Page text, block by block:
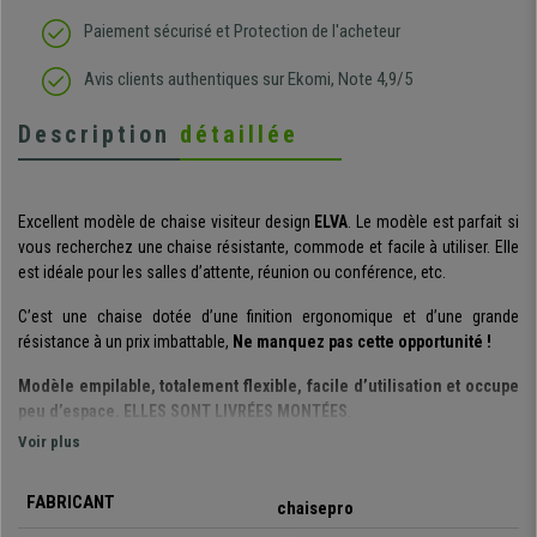
Paiement sécurisé et Protection de l'acheteur
Avis clients authentiques sur Ekomi, Note 4,9/5
Description détaillée
Excellent modèle de chaise visiteur design ELVA. Le modèle est parfait si
vous recherchez une chaise résistante, commode et facile à utiliser. Elle
est idéale pour les salles d’attente, réunion ou conférence, etc.
C’est une chaise dotée d’une finition ergonomique et d’une grande
résistance à un prix imbattable, Ne manquez pas cette opportunité !
Modèle empilable, totalement flexible, facile d’utilisation et occupe
peu d’espace. ELLES SONT LIVRÉES MONTÉES
Son design en lattes apporte un style et une touche élégante :
à s’asseoir à vos clients ou visiteurs sur une chaise confortable et de
Voir plus
FABRICANT
chaisepro